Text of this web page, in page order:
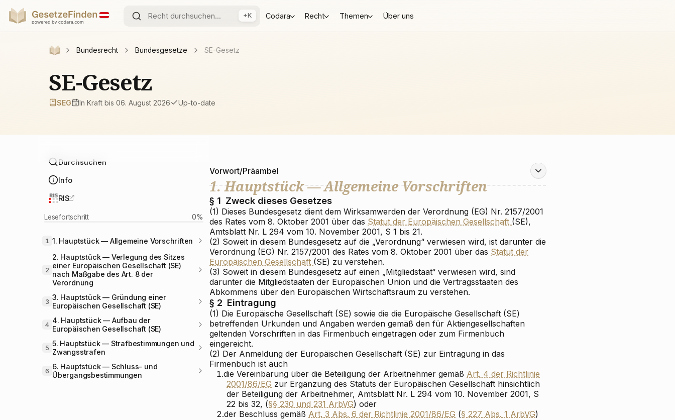
+K Codara Recht Themen Über uns
Bundesrecht Bundesgesetze SE-Gesetz
SE-Gesetz
SEG In Kraft bis 06. August 2026 Up-to-date
Durchsuchen
Info
RIS
Lesefortschritt 0%
1 1. Hauptstück — Allgemeine Vorschriften
2
2. Hauptstück — Verlegung des Sitzes
einer Europäischen Gesellschaft (SE)
nach Maßgabe des Art. 8 der
Verordnung
3 3. Hauptstück — Gründung einer
Europäischen Gesellschaft (SE)
4 4. Hauptstück — Aufbau der
Europäischen Gesellschaft (SE)
5 5. Hauptstück — Strafbestimmungen und
Zwangsstrafen
6 6. Hauptstück — Schluss- und
Übergangsbestimmungen
Vorwort/Präambel
1. Hauptstück — Allgemeine Vorschriften
§ 1 Zweck dieses Gesetzes
(1) Dieses Bundesgesetz dient dem Wirksamwerden der Verordnung (EG) Nr. 2157/2001
des Rates vom 8. Oktober 2001 über das Statut der Europäischen Gesellschaft (SE),
Amtsblatt Nr. L 294 vom 10. November 2001, S 1 bis 21.
(2) Soweit in diesem Bundesgesetz auf die „Verordnung“ verwiesen wird, ist darunter die
Verordnung (EG) Nr. 2157/2001 des Rates vom 8. Oktober 2001 über das Statut der
Europäischen Gesellschaft (SE) zu verstehen.
(3) Soweit in diesem Bundesgesetz auf einen „Mitgliedstaat“ verwiesen wird, sind
darunter die Mitgliedstaaten der Europäischen Union und die Vertragsstaaten des
Abkommens über den Europäischen Wirtschaftsraum zu verstehen.
§ 2 Eintragung
(1) Die Europäische Gesellschaft (SE) sowie die die Europäische Gesellschaft (SE)
betreffenden Urkunden und Angaben werden gemäß den für Aktiengesellschaften
geltenden Vorschriften in das Firmenbuch eingetragen oder zum Firmenbuch
eingereicht.
(2) Der Anmeldung der Europäischen Gesellschaft (SE) zur Eintragung in das
Firmenbuch ist auch
1.die Vereinbarung über die Beteiligung der Arbeitnehmer gemäß Art. 4 der Richtlinie
2001/86/EG zur Ergänzung des Statuts der Europäischen Gesellschaft hinsichtlich
der Beteiligung der Arbeitnehmer, Amtsblatt Nr. L 294 vom 10. November 2001, S
22 bis 32, (§§ 230 und 231 ArbVG) oder
2.der Beschluss gemäß Art. 3 Abs. 6 der Richtlinie 2001/86/EG (§ 227 Abs. 1 ArbVG)